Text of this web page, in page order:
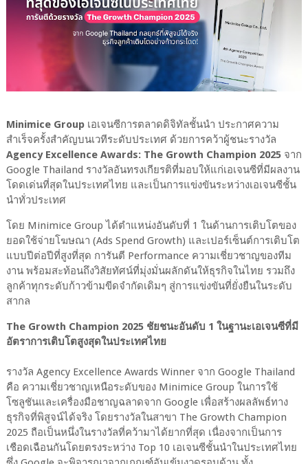
Minimice Groupเอเจนซีการตลาดดิจิทัลชั้นนำ ประกาศความ
สำเร็จครั้งสำคัญบนเวทีระดับประเทศ ด้วยการคว้าผู้ชนะรางวัล
Agency Excellence Awards: The Growth Champion 2025จาก
Google Thailand รางวัลอันทรงเกียรติที่มอบให้แก่เอเจนซีที่มีผลงาน
โดดเด่นที่สุดในประเทศไทย และเป็นการแข่งขันระหว่างเอเจนซีชั้น
นำทั่วประเทศ
โดย Minimice Group ได้ตำแหน่งอันดับที่ 1 ในด้านการเติบโตของ
ยอดใช้จ่ายโฆษณา (Ads Spend Growth) และเปอร์เซ็นต์การเติบโต
แบบปีต่อปีที่สูงที่สุด การันตี Performance ความเชี่ยวชาญของทีม
งาน พร้อมสะท้อนถึงวิสัยทัศน์ที่มุ่งมั่นผลักดันให้ธุรกิจในไทย รวมถึง
ลูกค้าทุกระดับก้าวข้ามขีดจำกัดเดิมๆ สู่การแข่งขันที่ยั่งยืนในระดับ
สากล
The Growth Champion 2025 ชัยชนะอันดับ 1 ในฐานะเอเจนซีที่มี
อัตราการเติบโตสูงสุดในประเทศไทย
รางวัล Agency Excellence Awards Winner จาก Google Thailand
คือ ความเชี่ยวชาญเหนือระดับของ Minimice Group ในการใช้
โซลูชันและเครื่องมือชาญฉลาดจาก Google เพื่อสร้างผลลัพธ์ทาง
ธุรกิจที่พิสูจน์ได้จริง โดยรางวัลในสาขา The Growth Champion
2025 ถือเป็นหนึ่งในรางวัลที่คว้ามาได้ยากที่สุด เนื่องจากเป็นการ
เชือดเฉือนกันโดยตรงระหว่าง Top 10 เอเจนซีชั้นนำในประเทศไทย